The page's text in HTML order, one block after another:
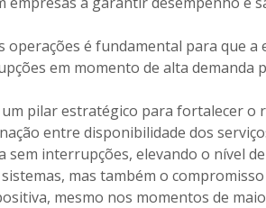
operações é fundamental para que
em momento de alta demanda
pilar estratégico para fortalecer o
entre disponibilidade dos
sem interrupções, elevando o nível
mas também o
mesmo nos momentos de